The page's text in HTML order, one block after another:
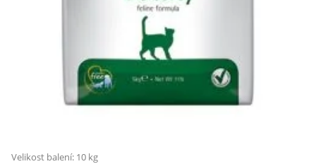
Velikost balení: 10 kg